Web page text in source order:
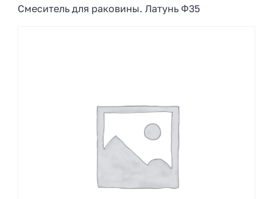
Смеситель для раковины. Латунь Φ35